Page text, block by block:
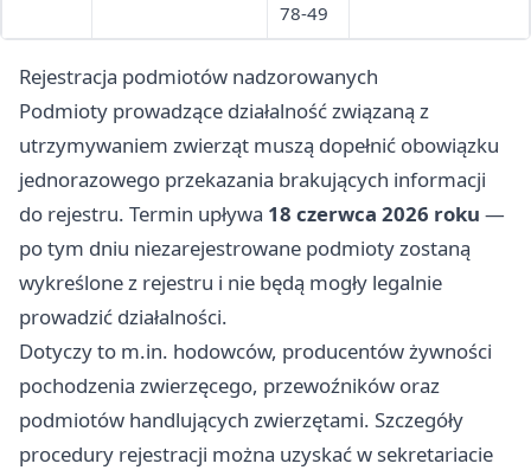
78-49
Rejestracja podmiotów nadzorowanych
Podmioty prowadzące działalność związaną z
utrzymywaniem zwierząt muszą dopełnić obowiązku
jednorazowego przekazania brakujących informacji
do rejestru. Termin upływa 18 czerwca 2026 roku —
po tym dniu niezarejestrowane podmioty zostaną
wykreślone z rejestru i nie będą mogły legalnie
prowadzić działalności.
Dotyczy to m.in. hodowców, producentów żywności
pochodzenia zwierzęcego, przewoźników oraz
podmiotów handlujących zwierzętami. Szczegóły
procedury rejestracji można uzyskać w sekretariacie